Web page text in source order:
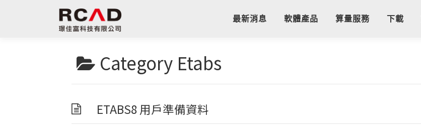
最新消息 軟體產品 算量服務 下載
Category Etabs
ETABS8 用戶準備資料